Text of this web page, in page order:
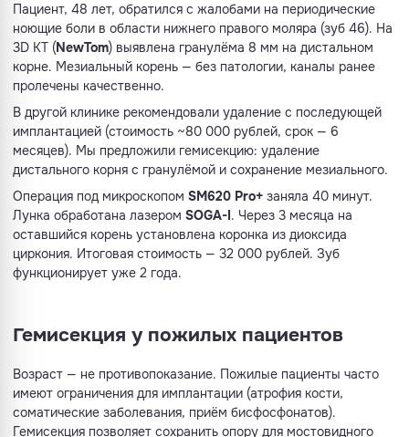
Пациент, 48 лет, обратился с жалобами на периодические
ноющие боли в области нижнего правого моляра (зуб 46). На
3D КТ (NewTom) выявлена гранулёма 8 мм на дистальном
корне. Мезиальный корень — без патологии, каналы ранее
пролечены качественно.
В другой клинике рекомендовали удаление с последующей
имплантацией (стоимость ~80 000 рублей, срок — 6
месяцев). Мы предложили гемисекцию: удаление
дистального корня с гранулёмой и сохранение мезиального.
Операция под микроскопом SM620 Pro+ заняла 40 минут.
Лунка обработана лазером SOGA-I. Через 3 месяца на
оставшийся корень установлена коронка из диоксида
циркония. Итоговая стоимость — 32 000 рублей. Зуб
функционирует уже 2 года.
Гемисекция у пожилых пациентов
Возраст — не противопоказание. Пожилые пациенты часто
имеют ограничения для имплантации (атрофия кости,
соматические заболевания, приём бисфосфонатов).
Гемисекция позволяет сохранить опору для мостовидного